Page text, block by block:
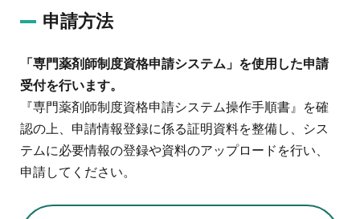
申請方法
「専門薬剤師制度資格申請システム」を使用した申請
受付を行います。
『専門薬剤師制度資格申請システム操作手順書』を確
認の上、申請情報登録に係る証明資料を整備し、シス
テムに必要情報の登録や資料のアップロードを行い、
申請してください。